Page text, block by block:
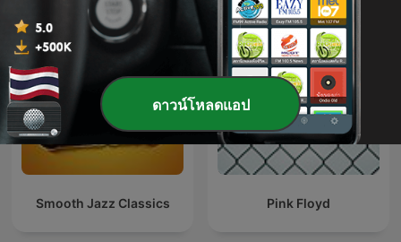
Smooth Jazz Classics Pink Floyd
ดาวน์โหลดแอป